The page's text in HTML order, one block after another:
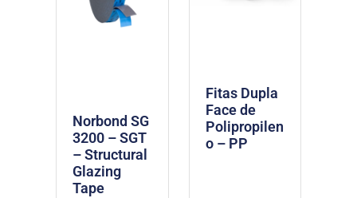
Norbond SG
3200 – SGT
– Structural
Glazing
Tape
Fitas Dupla
Face de
Polipropilen
o – PP